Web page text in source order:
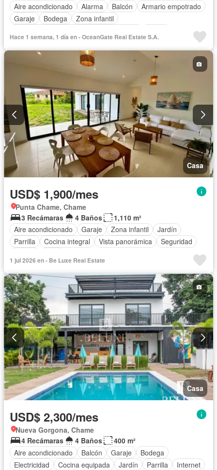
Aire acondicionado
Alarma Balcón
Armario empotrado
Garaje
Bodega
Zona infantil
Gimnasio
Cocina integral Seguridad
Cuarto de servicio
Cancha de tenis
Hace 1 semana, 1 día en - OceanGate Real Estate S.A.
Casa
USD$ 1,900/mes
Punta Chame, Chame
3 Recámaras
4 Baños
1,110 m²
Aire acondicionado
Garaje Zona infantil
Jardín
Parrilla
Cocina integral Vista panorámica
Seguridad
1 jul 2026 en - Be Luxe Real Estate
Casa
USD$ 2,300/mes
Nueva Gorgona, Chame
4 Recámaras
4 Baños
400 m²
Aire acondicionado
Balcón Garaje
Bodega
Electricidad
Cocina equipada Jardín Parrilla
Internet